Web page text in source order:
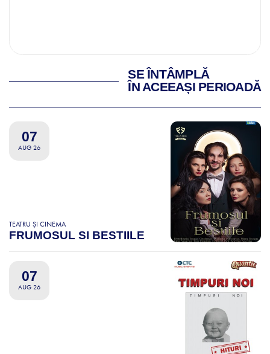
SE ÎNTÂMPLĂ
ÎN ACEEAȘI PERIOADĂ
07
AUG 26
TEATRU ȘI CINEMA
FRUMOSUL SI BESTIILE
07
AUG 26